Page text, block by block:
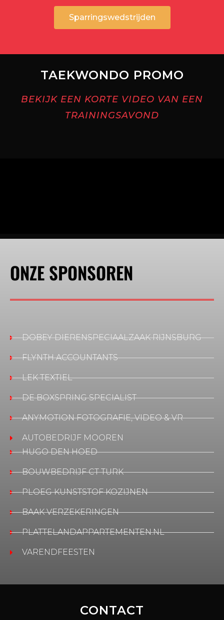
Sparringswedstrijden
TAEKWONDO PROMO
BEKIJK EEN KORTE VIDEO VAN EEN
TRAININGSAVOND
ONZE SPONSOREN
DOBEY DIERENSPECIAALZAAK RIJNSBURG
FLYNTH ACCOUNTANTS
LEK TEXTIEL
DE BOXSPRING SPECIALIST
ANYMOTION FOTOGRAFIE, VIDEO & VR
AUTOBEDRIJF MOOREN
HUGO DEN HOED
BOUWBEDRIJF CT TURK
PLOEG KUNSTSTOF KOZIJNEN
BAAK VERZEKERINGEN
PLATTELANDAPPARTEMENTEN.NL
VARENDFEESTEN
CONTACT